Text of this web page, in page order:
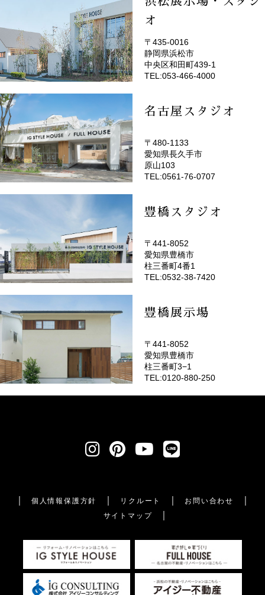
オ
(EMOTOP浜松)
〒435-0016
静岡県浜松市
中央区和田町439-1
TEL:053-466-4000
名古屋スタジオ
(EMOTOP名古屋)
〒480-1133
愛知県長久手市
原山103
TEL:0561-76-0707
豊橋スタジオ
(EMOTOP豊橋)
〒441-8052
愛知県豊橋市
柱三番町4番1
TEL:0532-38-7420
豊橋展示場
〒441-8052
愛知県豊橋市
柱三番町3−1
TEL:0120-880-250
個人情報保護方針 リクルート
お問い合わせ
サイトマップ